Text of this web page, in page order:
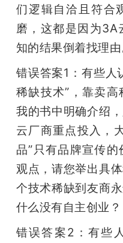
们逻辑自洽且符合
磨，这都是因为3A
知的结果倒着找理由
错误答案1：有些人
稀缺技术”，靠卖
我的书中明确介绍
云厂商重点投入，
品”只有品牌宣传
观点，请您举出具
个技术稀缺到友商
什么没有自主创业？
错误答案2：有些